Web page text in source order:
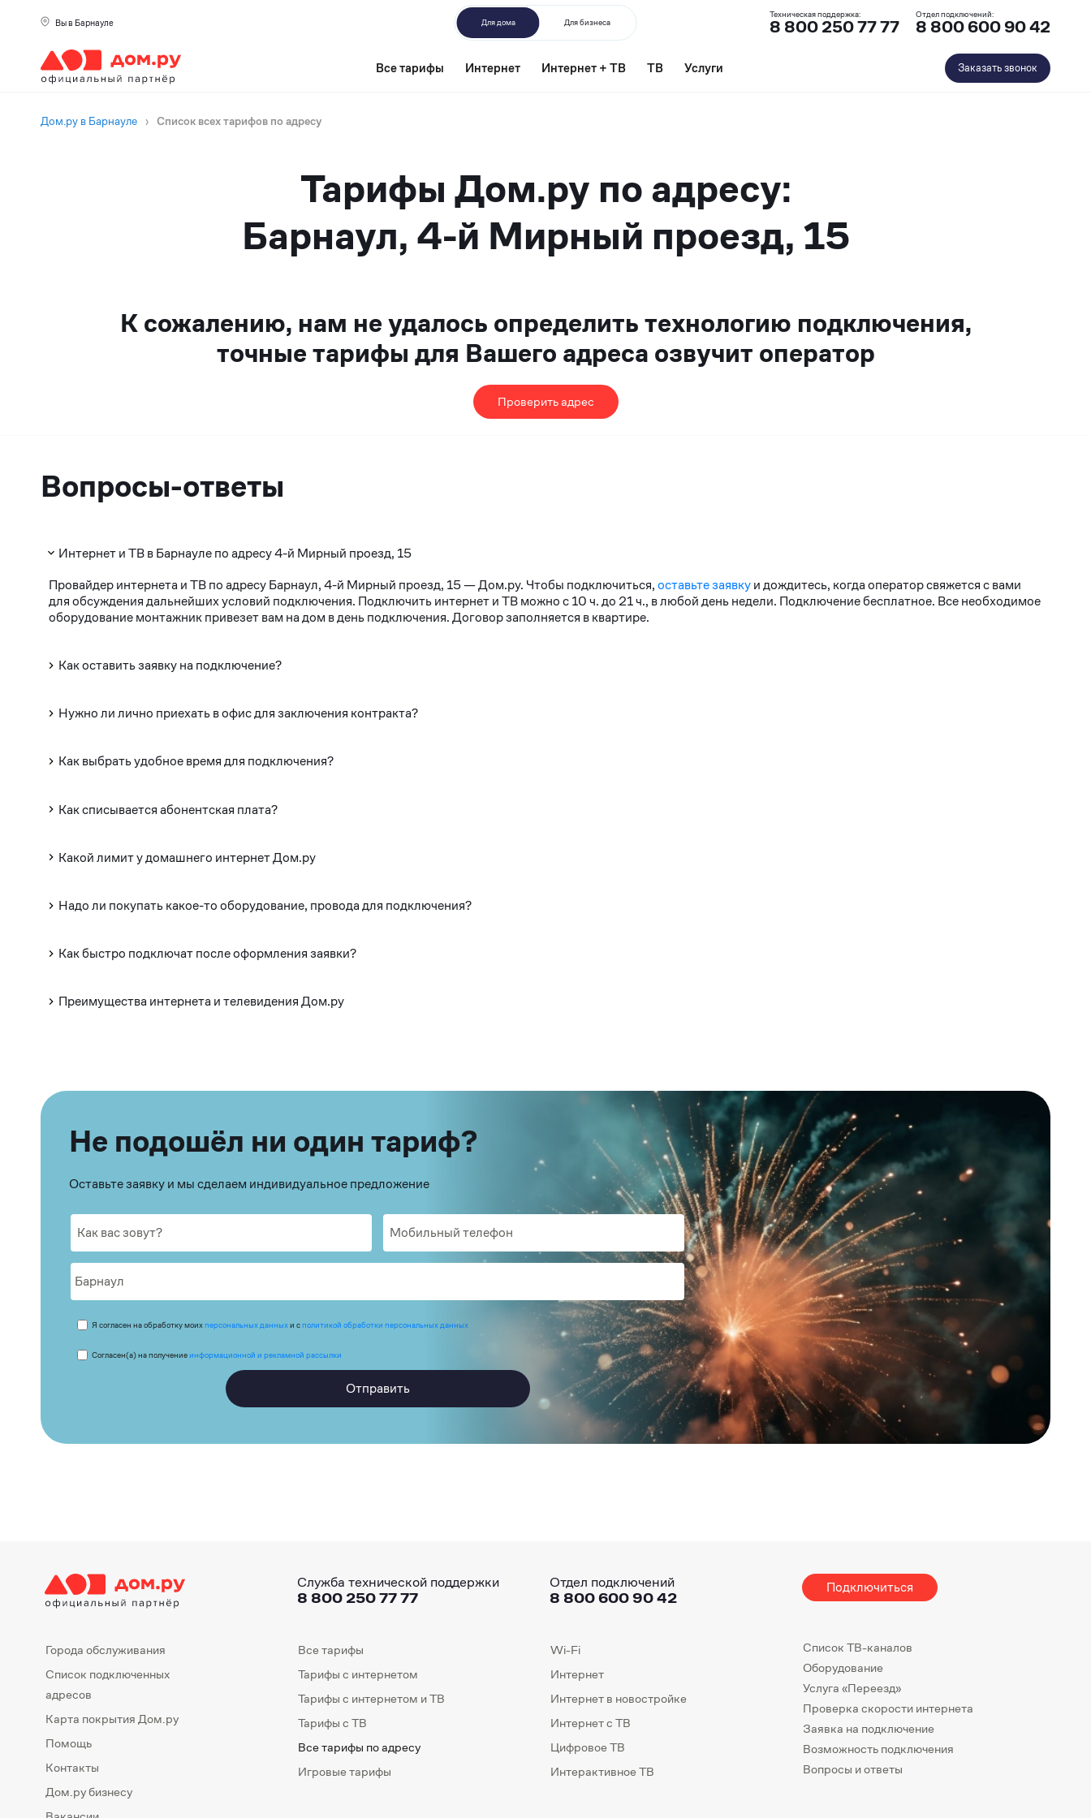
Вы в Барнауле Для дома Для бизнеса
Техническая поддержка:
8 800 250 77 77
Отдел подключений:
8 800 600 90 42
Все тарифы Интернет Интернет + ТВ ТВ Услуги Заказать звонок
Дом.ру в Барнауле › Список всех тарифов по адресу
Тарифы Дом.ру по адресу:
Барнаул, 4-й Мирный проезд, 15
К сожалению, нам не удалось определить технологию подключения,
точные тарифы для Вашего адреса озвучит оператор
Проверить адрес
Вопросы-ответы
Интернет и ТВ в Барнауле по адресу 4-й Мирный проезд, 15
Провайдер интернета и ТВ по адресу Барнаул, 4-й Мирный проезд, 15 — Дом.ру. Чтобы подключиться,оставьте заявкуи дождитесь, когда оператор свяжется с вами
для обсуждения дальнейших условий подключения. Подключить интернет и ТВ можно с 10 ч. до 21 ч., в любой день недели. Подключение бесплатное. Все необходимое
оборудование монтажник привезет вам на дом в день подключения. Договор заполняется в квартире.
Как оставить заявку на подключение?
Нужно ли лично приехать в офис для заключения контракта?
Как выбрать удобное время для подключения?
Как списывается абонентская плата?
Какой лимит у домашнего интернет Дом.ру
Надо ли покупать какое-то оборудование, провода для подключения?
Как быстро подключат после оформления заявки?
Преимущества интернета и телевидения Дом.ру
Не подошёл ни один тариф?
Оставьте заявку и мы сделаем индивидуальное предложение
Я согласен на обработку моихперсональных данныхи сполитикой обработки персональных данных
Согласен(а) на получениеинформационной и рекламной рассылки
Отправить
Служба технической поддержки
8 800 250 77 77
Отдел подключений
8 800 600 90 42
Подключиться
Города обслуживания
Список подключенных
адресов
Карта покрытия Дом.ру
Помощь
Контакты
Дом.ру бизнесу
Все тарифы
Тарифы с интернетом
Тарифы с интернетом и ТВ
Тарифы с ТВ
Все тарифы по адресу
Игровые тарифы
Wi-Fi
Интернет
Интернет в новостройке
Интернет с ТВ
Цифровое ТВ
Интерактивное ТВ
Список ТВ-каналов
Оборудование
Услуга «Переезд»
Проверка скорости интернета
Заявка на подключение
Возможность подключения
Вопросы и ответы